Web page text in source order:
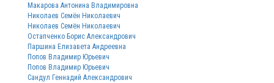
Макарова Антонина Владимировна
Николаев Семён Николаевич
Николаев Семён Николаевич
Остапченко Борис Александрович
Паршина Елизавета Андреевна
Попов Владимир Юрьевич
Попов Владимир Юрьевич
Сандул Геннадий Александрович